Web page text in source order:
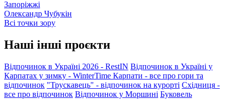
Запоріжжі
Олександр Чубукін
Всі точки зору
Наші інші проєкти
Відпочинок в Україні 2026 - RestIN Відпочинок в Україні у
Карпатах у зимку - WinterTime Карпати - все про гори та
відпочинок "Трускавець" - відпочинок на курорті Східниця -
все про відпочинок Відпочинок у Моршині Буковель